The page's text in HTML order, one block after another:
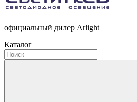
официальный дилер Arlight
Каталог